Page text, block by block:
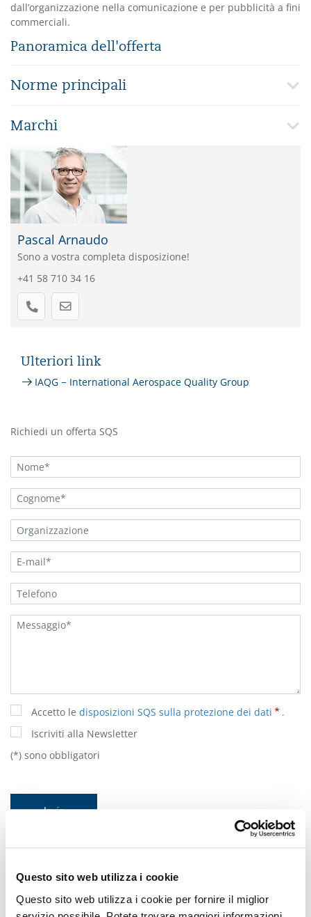
Questo sito web utilizza i cookie
Questo sito web utilizza i cookie per fornire il miglior
dall’organizzazione nella comunicazione e per pubblicità a fini
commerciali.
Panoramica dell'offerta
Norme principali
Marchi
Pascal Arnaudo
Sono a vostra completa disposizione!
+41 58 710 34 16
Ulteriori link
IAQG − International Aerospace Quality Group
Richiedi un offerta SQS
Accetto le disposizioni SQS sulla protezione dei dati
.
Iscriviti alla Newsletter
(*) sono obbligatori
Unternavigaton Weiss
Automotive
Trasporto ferroviario e pubblico